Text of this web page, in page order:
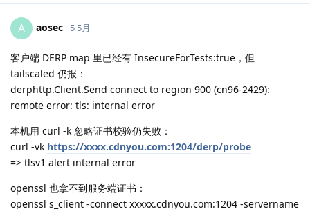
A aosec 5 5月
客户端 DERP map 里已经有 InsecureForTests:true，但
tailscaled 仍报：
derphttp.Client.Send connect to region 900 (cn96-2429):
remote error: tls: internal error
本机用 curl -k 忽略证书校验仍失败：
curl -vk https://xxxx.cdnyou.com:1204/derp/probe
=> tlsv1 alert internal error
openssl 也拿不到服务端证书：
openssl s_client -connect xxxxx.cdnyou.com:1204 -servername